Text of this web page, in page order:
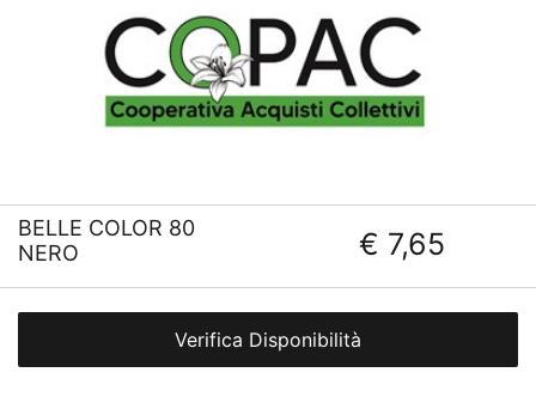
BELLE COLOR 80
NERO
€ 7,65
Verifica Disponibilità